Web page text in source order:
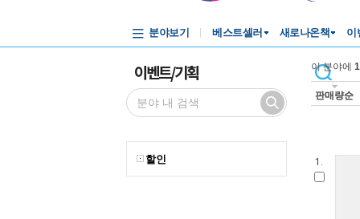
분야보기 베스트셀러 새로나온책 이
이벤트/기획
할인
이 분야에
판매량순
1.